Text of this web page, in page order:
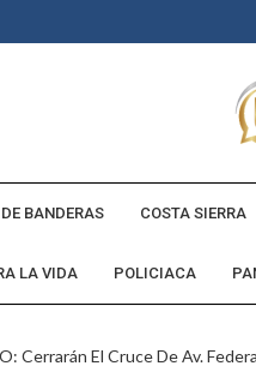
BANDERAS COSTA SIERRA
LA VIDA POLICIACA
Cerrarán El Cruce De Av.